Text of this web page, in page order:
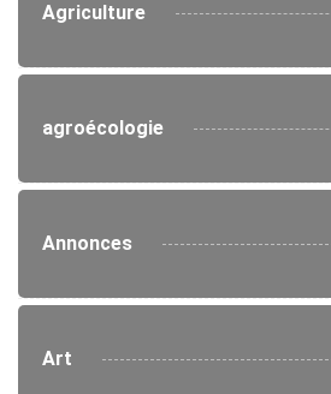
Agriculture
agroécologie
Annonces
Art